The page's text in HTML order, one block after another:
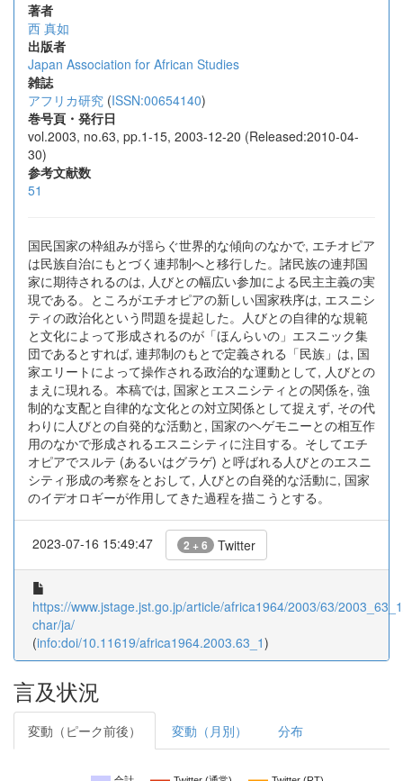
著者
西 真如
出版者
Japan Association for African Studies
雑誌
アフリカ研究 (ISSN:00654140)
巻号頁・発行日
vol.2003, no.63, pp.1-15, 2003-12-20 (Released:2010-04-
30)
参考文献数
51
国民国家の枠組みが揺らぐ世界的な傾向のなかで, エチオピア
は民族自治にもとづく連邦制へと移行した。諸民族の連邦国
家に期待されるのは, 人びとの幅広い参加による民主主義の実
現である。ところがエチオピアの新しい国家秩序は, エスニシ
ティの政治化という問題を提起した。人びとの自律的な規範
と文化によって形成されるのが「ほんらいの」エスニック集
団であるとすれば, 連邦制のもとで定義される「民族」は, 国
家エリートによって操作される政治的な運動として, 人びとの
まえに現れる。本稿では, 国家とエスニシティとの関係を, 強
制的な支配と自律的な文化との対立関係として捉えず, その代
わりに人びとの自発的な活動と, 国家のヘゲモニーとの相互作
用のなかで形成されるエスニシティに注目する。そしてエチ
オピアでスルテ (あるいはグラゲ) と呼ばれる人びとのエスニ
シティ形成の考察をとおして, 人びとの自発的な活動に, 国家
のイデオロギーが作用してきた過程を描こうとする。
2023-07-16 15:49:47 2 + 6 Twitter
https://www.jstage.jst.go.jp/article/africa1964/2003/63/
char/ja/
(info:doi/10.11619/africa1964.2003.63_1)
言及状況
変動（ピーク前後） 変動（月別） 分布